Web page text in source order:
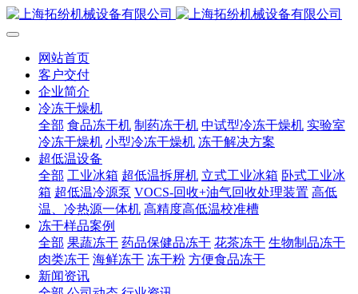
网站首页
客户交付
企业简介
冷冻干燥机
全部 食品冻干机 制药冻干机 中试型冷冻干燥机 实验室
冷冻干燥机 小型冷冻干燥机 冻干解决方案
超低温设备
全部 工业冰箱 超低温拆屏机 立式工业冰箱 卧式工业冰
箱 超低温冷源泵 VOCS-回收+油气回收处理装置 高低
温、冷热源一体机 高精度高低温校准槽
冻干样品案例
全部 果蔬冻干 药品保健品冻干 花茶冻干 生物制品冻干
肉类冻干 海鲜冻干 冻干粉 方便食品冻干
新闻资讯